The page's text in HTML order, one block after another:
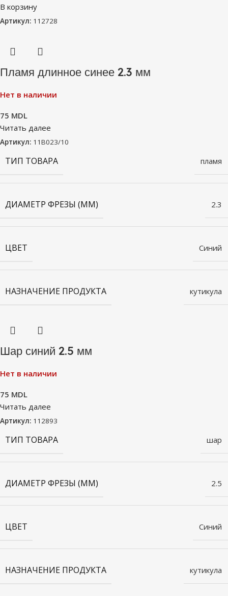
В корзину
Артикул: 112728
Пламя длинное синее 2.3 мм
Нет в наличии
75 MDL
Читать далее
Артикул: 11B023/10
ТИП ТОВАРА пламя
ДИАМЕТР ФРЕЗЫ (ММ) 2.3
ЦВЕТ Синий
НАЗНАЧЕНИЕ ПРОДУКТА кутикула
Шар синий 2.5 мм
Нет в наличии
75 MDL
Читать далее
Артикул: 112893
ТИП ТОВАРА шар
ДИАМЕТР ФРЕЗЫ (ММ) 2.5
ЦВЕТ Синий
НАЗНАЧЕНИЕ ПРОДУКТА кутикула